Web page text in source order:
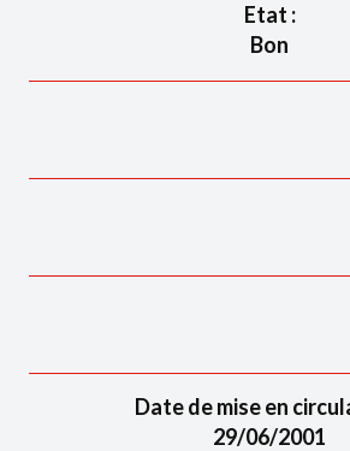
Etat :
Bon
Date de mise en
29/06/2001